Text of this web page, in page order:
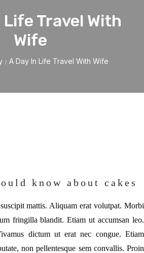
Life Travel With
Wife
/ A Day In Life Travel With Wife
know about cakes
mattis. Aliquam erat volutpat. Morbi
fringilla blandit. Etiam ut accumsan leo.
dictum ut erat nec congue. Etiam
non pellentesque sem convallis. Proin